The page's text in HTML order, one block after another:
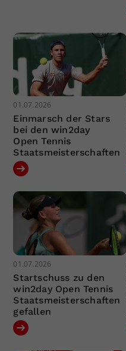
01.07.2026
Einmarsch der Stars
bei den win2day
Open Tennis
Staatsmeisterschaften
01.07.2026
Startschuss zu den
win2day Open Tennis
Staatsmeisterschaften
gefallen